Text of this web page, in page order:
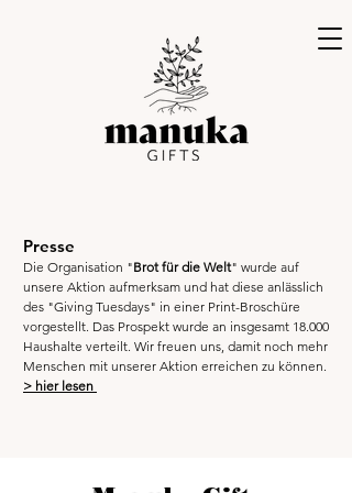
Presse
Die Organisation "Brot für die Welt" wurde auf
unsere Aktion aufmerksam und hat diese anlässlich
des "Giving Tuesdays" in einer Print-Broschüre
vorgestellt. Das Prospekt wurde an insgesamt 18.000
Haushalte verteilt. Wir freuen uns, damit noch mehr
Menschen mit unserer Aktion erreichen zu können.
> hier lesen